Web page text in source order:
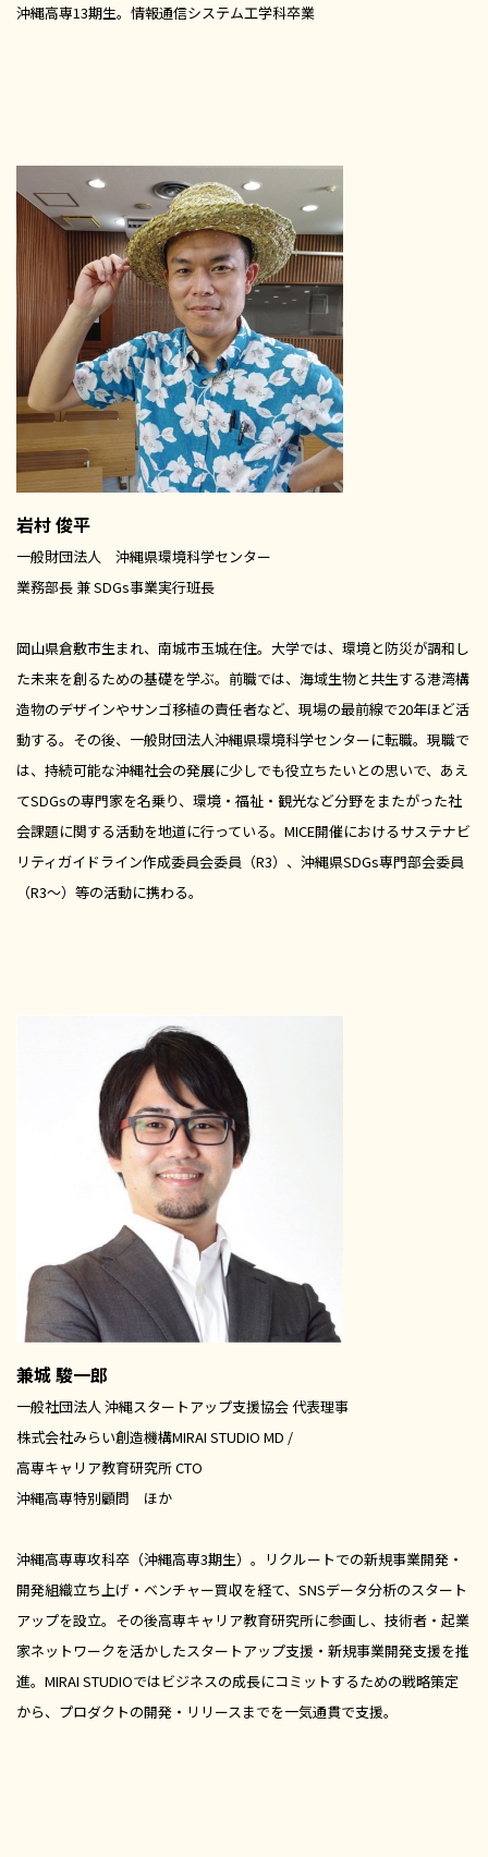
沖縄高専13期生。情報通信システム工学科卒業
岩村 俊平
一般財団法人 沖縄県環境科学センター
業務部長 兼 SDGs事業実行班長
岡山県倉敷市生まれ、南城市玉城在住。大学では、環境と防災が調和し
た未来を創るための基礎を学ぶ。前職では、海域生物と共生する港湾構
造物のデザインやサンゴ移植の責任者など、現場の最前線で20年ほど活
動する。その後、一般財団法人沖縄県環境科学センターに転職。現職で
は、持続可能な沖縄社会の発展に少しでも役立ちたいとの思いで、あえ
てSDGsの専門家を名乗り、環境・福祉・観光など分野をまたがった社
会課題に関する活動を地道に行っている。MICE開催におけるサステナビ
リティガイドライン作成委員会委員（R3）、沖縄県SDGs専門部会委員
（R3～）等の活動に携わる。
兼城 駿一郎
一般社団法人 沖縄スタートアップ支援協会 代表理事
株式会社みらい創造機構MIRAI STUDIO MD /
高専キャリア教育研究所 CTO
沖縄高専特別顧問 ほか
沖縄高専専攻科卒（沖縄高専3期生）。リクルートでの新規事業開発・
開発組織立ち上げ・ベンチャー買収を経て、SNSデータ分析のスタート
アップを設立。その後高専キャリア教育研究所に参画し、技術者・起業
家ネットワークを活かしたスタートアップ支援・新規事業開発支援を推
進。MIRAI STUDIOではビジネスの成長にコミットするための戦略策定
から、プロダクトの開発・リリースまでを一気通貫で支援。